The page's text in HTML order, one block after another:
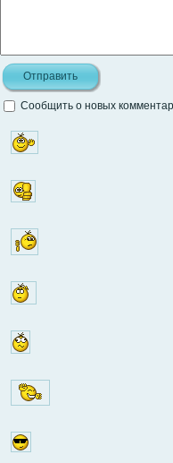
Сообщить о новых